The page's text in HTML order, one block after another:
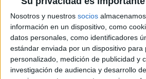
Nosotros y nuestros socios
información en un dispositivo, como
datos personales, como identificadores
estándar enviada por un dispositivo para
personalizado, medición de publicidad y
investigación de audiencia y desarrollo
Rallyes
WRC
S-CER
ERC
CERA